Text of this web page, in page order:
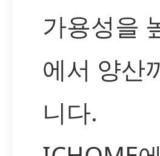
가용성을
에서 양산
니다.